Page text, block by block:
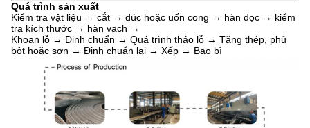
Quá trình sản xuất
Kiểm tra vật liệu → cắt → đúc hoặc uốn cong → hàn dọc → kiểm
tra kích thước → hàn vạch →
Khoan lỗ → Định chuẩn → Quá trình tháo lỗ → Tăng thép, phủ
bột hoặc sơn → Định chuẩn lại → Xếp → Bao bì